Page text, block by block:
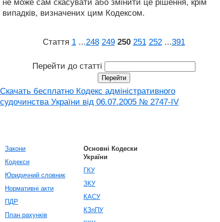
не може сам скасувати або змінити це рішення, крім
випадків, визначених цим Кодексом.
Стаття 1 ...248 249 250 251 252 ...391
Перейти до статті
Скачать бесплатно Кодекс адміністративного
судочинства України від 06.07.2005 № 2747-IV
Закони
Кодекси
Юридичний словник
Нормативні акти
ПДР
План рахунків
Основні Кодески
України
ГКУ
ЗКУ
КАСУ
КЗпПУ